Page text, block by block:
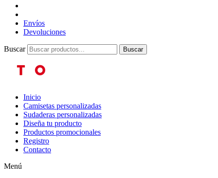
Envíos
Devoluciones
Buscar Buscar
Inicio
Camisetas personalizadas
Sudaderas personalizadas
Diseña tu producto
Productos promocionales
Registro
Contacto
Menú